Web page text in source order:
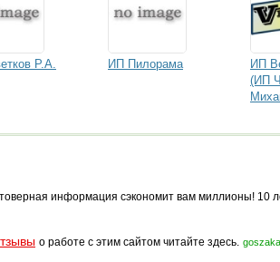
Р.А. ИП Пилорама
ИП
(ИП
информация сэкономит вам миллионы! 10
о работе с этим сайтом читайте здесь.